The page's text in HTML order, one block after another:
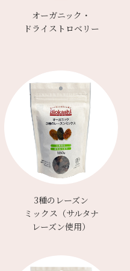
オーガニック・
ドライストロベリー
3種のレーズン
ミックス（サルタナ
レーズン使用）